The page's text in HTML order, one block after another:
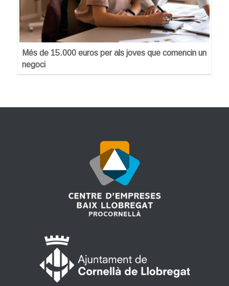
Més de 15.000 euros per als joves que comencin un
negoci